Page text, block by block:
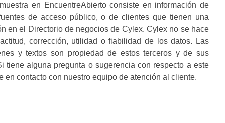
en EncuentreAbierto consiste en información de
de acceso público, o de clientes que tienen una
en el Directorio de negocios de Cylex. Cylex no se hace
corrección, utilidad o fiabilidad de los datos. Las
y textos son propiedad de estos terceros y de sus
tiene alguna pregunta o sugerencia con respecto a este
en contacto con nuestro equipo de atención al cliente.